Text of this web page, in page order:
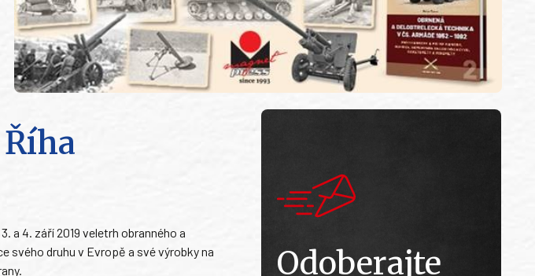
a 4. září 2019 veletrh obranného a
svého druhu v Evropě a své výrobky na
Odoberajte